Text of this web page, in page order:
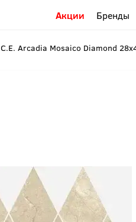
Акции Бренды
C.E. Arcadia Mosaico Diamond